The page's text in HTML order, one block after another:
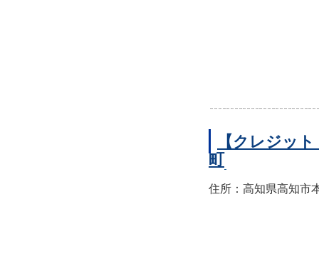
【クレジッ
町
住所：高知県高知市